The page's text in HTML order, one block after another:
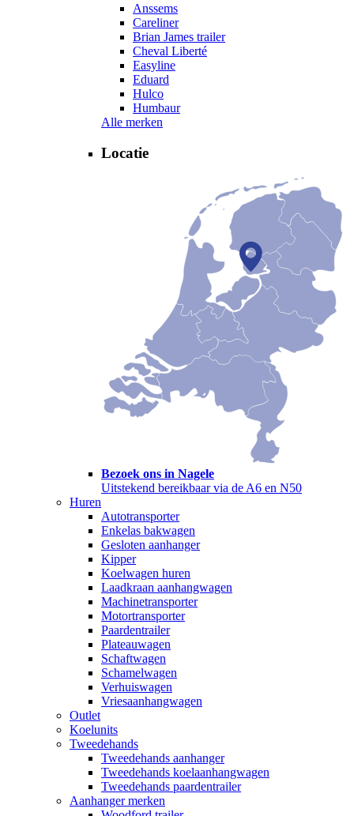
Anssems
Careliner
Brian James trailer
Cheval Liberté
Easyline
Eduard
Hulco
Humbaur
Alle merken
Locatie
Bezoek ons in Nagele
Uitstekend bereikbaar via de A6 en N50
Huren
Autotransporter
Enkelas bakwagen
Gesloten aanhanger
Kipper
Koelwagen huren
Laadkraan aanhangwagen
Machinetransporter
Motortransporter
Paardentrailer
Plateauwagen
Schaftwagen
Schamelwagen
Verhuiswagen
Vriesaanhangwagen
Outlet
Koelunits
Tweedehands
Tweedehands aanhanger
Tweedehands koelaanhangwagen
Tweedehands paardentrailer
Aanhanger merken